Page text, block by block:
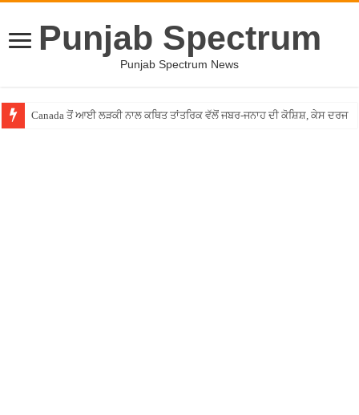
Punjab Spectrum
Punjab Spectrum News
Canada ਤੋਂ ਆਈ ਲੜਕੀ ਨਾਲ ਕਥਿਤ ਤਾਂਤਰਿਕ ਵੱਲੋਂ ਜਬਰ-ਜਨਾਹ ਦੀ ਕੋਸ਼ਿਸ਼, ਕੇਸ ਦਰਜ